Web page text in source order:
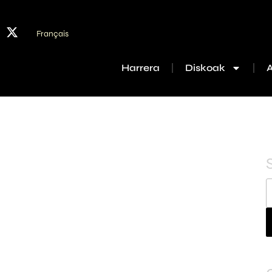
Français
Harrera Diskoak